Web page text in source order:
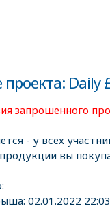
Daily
запрошенного
- у всех
вы
02.01.2022